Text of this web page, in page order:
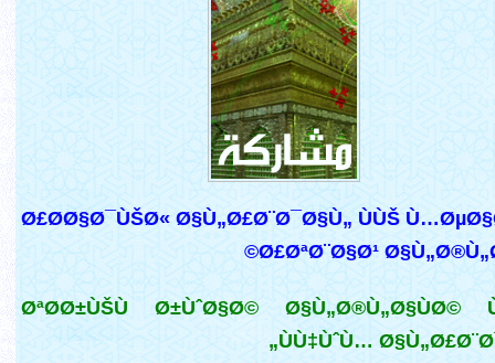
Ø£Ø­Ø§Ø¯ÙŠØ« Ø§Ù„Ø£Ø¨Ø¯Ø§Ù„ ÙÙŠ
Ø£ØªØ¨Ø§Ø¹
ØªØ­Ø±ÙŠÙ Ø±ÙˆØ§Ø© Ø§Ù„Ø®Ù„Ø§ÙØ©
ÙÙ‡ÙˆÙ…